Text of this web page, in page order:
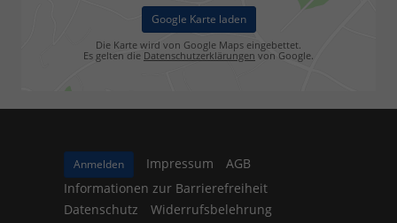
Google Karte laden
Die Karte wird von Google Maps eingebettet.
Es gelten die Datenschutzerklärungen von Google.
Anmelden Impressum
AGB
Informationen zur Barrierefreiheit
Datenschutz
Widerrufsbelehrung